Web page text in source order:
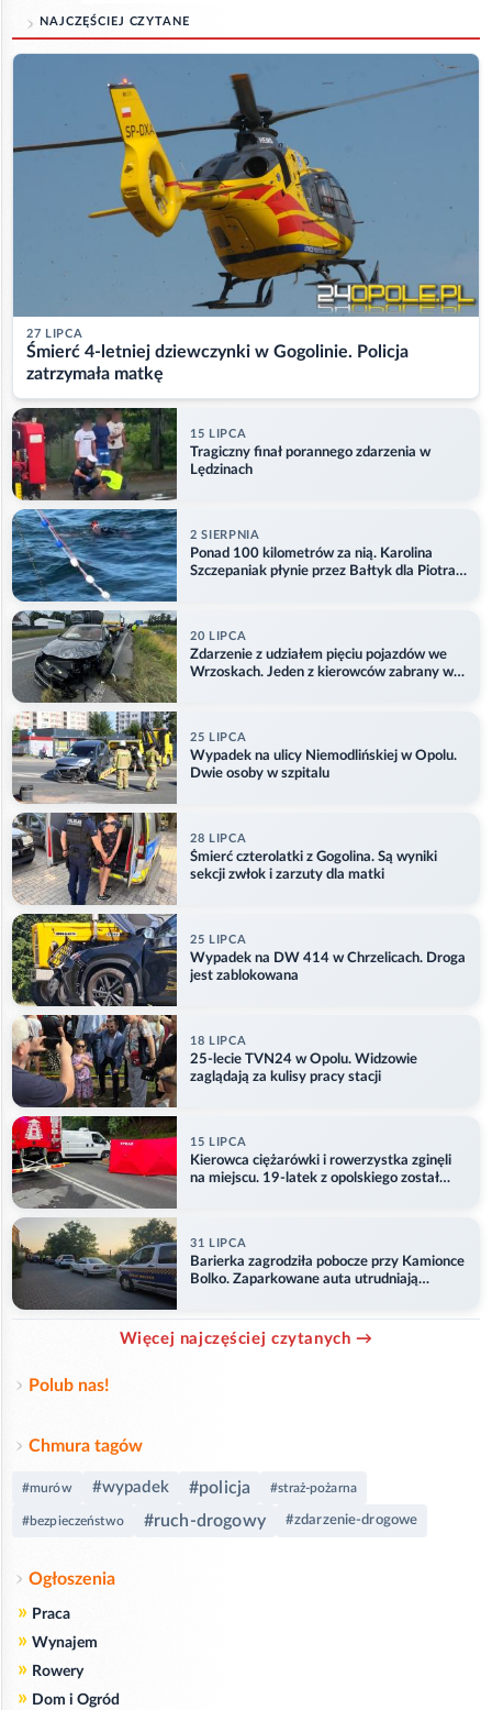
NAJCZĘŚCIEJ CZYTANE
27 LIPCA
Śmierć 4-letniej dziewczynki w Gogolinie. Policja
zatrzymała matkę
15 LIPCA
Tragiczny finał porannego zdarzenia w
Lędzinach
2 SIERPNIA
Ponad 100 kilometrów za nią. Karolina
Szczepaniak płynie przez Bałtyk dla Piotra.
20 LIPCA
Zdarzenie z udziałem pięciu pojazdów we
Wrzoskach. Jeden z kierowców zabrany w
25 LIPCA
Wypadek na ulicy Niemodlińskiej w Opolu.
Dwie osoby w szpitalu
28 LIPCA
Śmierć czterolatki z Gogolina. Są wyniki
sekcji zwłok i zarzuty dla matki
25 LIPCA
Wypadek na DW 414 w Chrzelicach. Droga
jest zablokowana
18 LIPCA
25-lecie TVN24 w Opolu. Widzowie
zaglądają za kulisy pracy stacji
15 LIPCA
Kierowca ciężarówki i rowerzystka zginęli
na miejscu. 19-latek z opolskiego został
31 LIPCA
Barierka zagrodziła pobocze przy Kamionce
Bolko. Zaparkowane auta utrudniają
Więcej najczęściej czytanych →
Polub nas!
Chmura tagów
#murów #wypadek #policja #straż-pożarna
#bezpieczeństwo #ruch-drogowy #zdarzenie-drogowe
Ogłoszenia
» Praca
» Wynajem
» Rowery
» Dom i Ogród